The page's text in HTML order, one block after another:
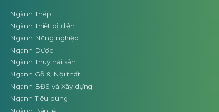
Ngành Thép
Ngành Thiết bị điện
Ngành Nông nghiệp
Ngành Dược
Ngành Thuỷ hải sản
Ngành Gỗ & Nội thất
Ngành BĐS và Xây dựng
Ngành Tiêu dùng